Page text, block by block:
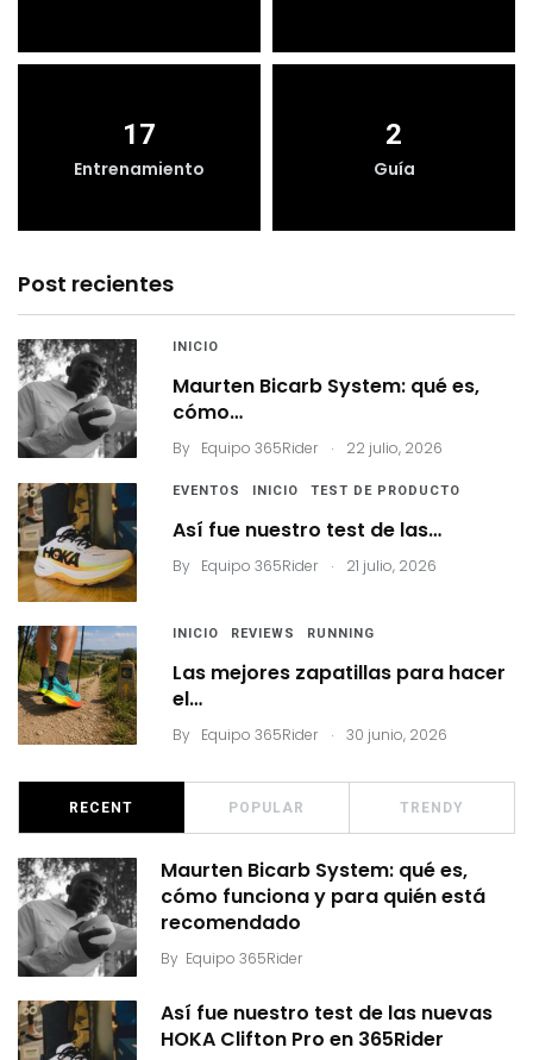
17
Entrenamiento
2
Guía
Post recientes
INICIO
Maurten Bicarb System: qué es,
cómo…
By Equipo 365Rider . 22 julio, 2026
EVENTOS INICIO TEST DE PRODUCTO
Así fue nuestro test de las…
By Equipo 365Rider . 21 julio, 2026
INICIO REVIEWS RUNNING
Las mejores zapatillas para hacer
el…
By Equipo 365Rider . 30 junio, 2026
RECENT POPULAR TRENDY
Maurten Bicarb System: qué es,
cómo funciona y para quién está
recomendado
By Equipo 365Rider
Así fue nuestro test de las nuevas
HOKA Clifton Pro en 365Rider